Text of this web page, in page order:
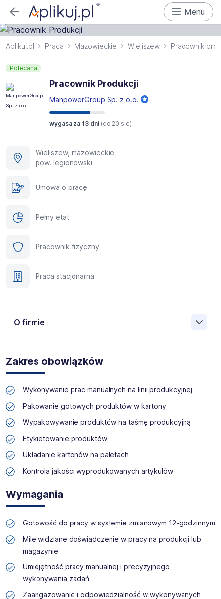
Menu
Aplikuj.pl Praca Mazowieckie Wieliszew Pracownik
Polecana
Pracownik Produkcji
ManpowerGroup Sp. z o.o.
wygasa za 13 dni (do 20 sie)
Wieliszew, mazowieckie
pow. legionowski
Umowa o pracę
Pełny etat
Pracownik fizyczny
Praca stacjonarna
O firmie
o ponad 70-letnim doświadczeniu, działająca w 82
krajach. Na polskim rynku jesteśmy od 2001 roku i obecnie
posiadamy prawie 35 oddziałów w całym kraju. Naszym
celem jest otwieranie przed kandydatami nowych
możliwości, pomoc w znalezieniu pracy odpowiadającej
ich kwalifikacjom i doświadczeniu. Więcej informacji na
Skontaktuj się z nami - to nic nie kosztuje, możesz za to
Zakres obowiązków
Wykonywanie prac manualnych na linii produkcyjnej
Pakowanie gotowych produktów w kartony
Wypakowywanie produktów na taśmę produkcyjną
Etykietowanie produktów
Układanie kartonów na paletach
Kontrola jakości wyprodukowanych artykułów
Wymagania
Gotowość do pracy w systemie zmianowym 12-godzinnym
Mile widziane doświadczenie w pracy na produkcji lub
magazynie
Umiejętność pracy manualnej i precyzyjnego
wykonywania zadań
Zaangażowanie i odpowiedzialność w wykonywanych